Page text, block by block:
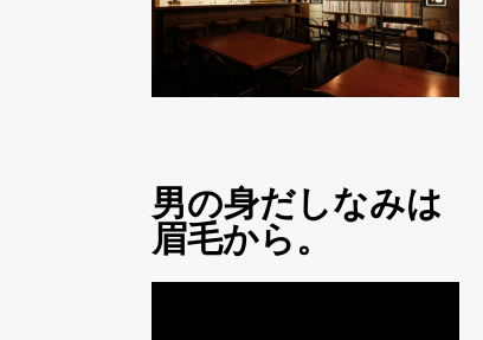
男の身だしなみは
眉毛から。